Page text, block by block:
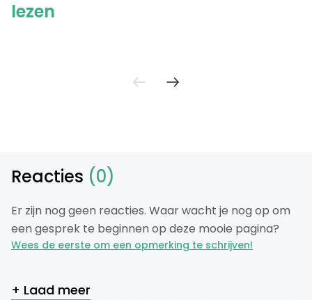
lezen
Reacties (0)
Er zijn nog geen reacties. Waar wacht je nog op om
een gesprek te beginnen op deze mooie pagina?
Wees de eerste om een opmerking te schrijven!
+ Laad meer